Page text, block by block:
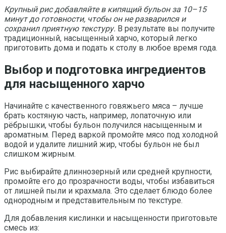
Крупный рис добавляйте в кипящий бульон за 10–15
минут до готовности, чтобы он не разварился и
сохранил приятную текстуру. В результате вы получите
традиционный, насыщенный харчо, который легко
приготовить дома и подать к столу в любое время года.
Выбор и подготовка ингредиентов
для насыщенного харчо
Начинайте с качественного говяжьего мяса – лучше
брать костяную часть, например, лопаточную или
рёбрышки, чтобы бульон получился насыщенным и
ароматным. Перед варкой промойте мясо под холодной
водой и удалите лишний жир, чтобы бульон не был
слишком жирным.
Рис выбирайте длиннозерный или средней крупности,
промойте его до прозрачности воды, чтобы избавиться
от лишней пыли и крахмала. Это сделает блюдо более
однородным и представительным по текстуре.
Для добавления кислинки и насыщенности приготовьте
смесь из: